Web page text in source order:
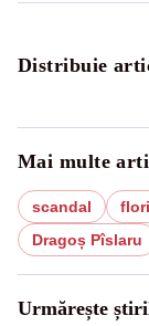
Distribuie
Mai multe
scandal
Dragoș Pîslaru
Urmărește